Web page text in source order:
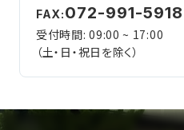
FAX:072-991-5918
受付時間: 09:00 ~ 17:00
（土・日・祝日を除く）